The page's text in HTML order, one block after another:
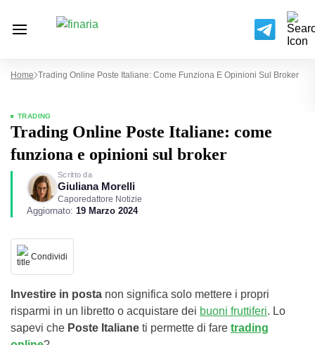
Home Trading Online Poste Italiane: Come Funziona E Opinioni Sul Broker
TRADING
Trading Online Poste Italiane: come
funziona e opinioni sul broker
Scritto da
Giuliana Morelli
Caporedattore Notizie
Aggiornato: 19 Marzo 2024
Condividi
Investire in posta non significa solo mettere i propri
risparmi in un libretto o acquistare dei buoni fruttiferi. Lo
sapevi che Poste Italiane ti permette di fare trading